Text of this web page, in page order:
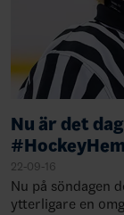
Nu är det
22-09-16
Nu på söndagen
ytterligare en